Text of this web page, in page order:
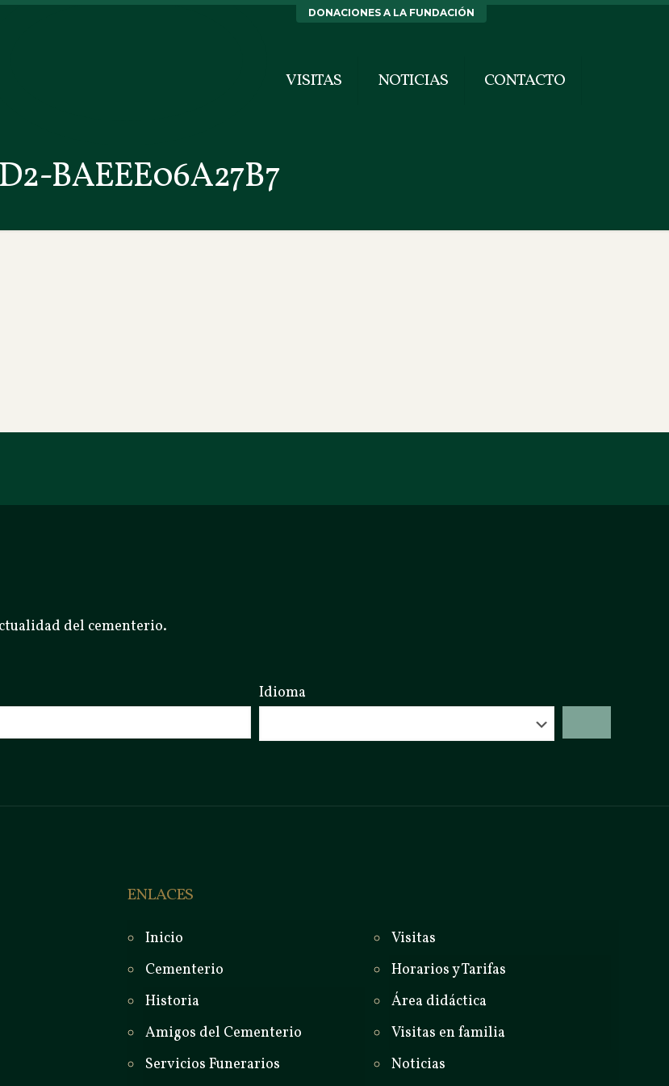
DONACIONES A LA FUNDACIÓN
VISITAS NOTICIAS CONTACTO
BAEEE06A27B7
del cementerio.
Idioma
ENLACES
Inicio
Cementerio
Historia
Amigos del Cementerio
Servicios Funerarios
Visitas
Horarios y Tarifas
Área didáctica
Visitas en familia
Noticias